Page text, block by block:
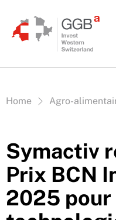
Vous êtes ici:
Home Agro-
Symactiv
Prix BCN
2025 pour